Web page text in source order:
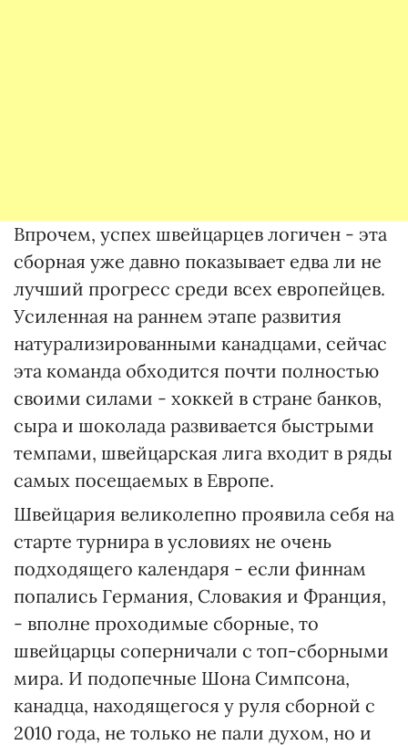
Впрочем, успех швейцарцев логичен - эта
сборная уже давно показывает едва ли не
лучший прогресс среди всех европейцев.
Усиленная на раннем этапе развития
натурализированными канадцами, сейчас
эта команда обходится почти полностью
своими силами - хоккей в стране банков,
сыра и шоколада развивается быстрыми
темпами, швейцарская лига входит в ряды
самых посещаемых в Европе.
Швейцария великолепно проявила себя на
старте турнира в условиях не очень
подходящего календаря - если финнам
попались Германия, Словакия и Франция,
- вполне проходимые сборные, то
швейцарцы соперничали с топ-сборными
мира. И подопечные Шона Симпсона,
канадца, находящегося у руля сборной с
2010 года, не только не пали духом, но и